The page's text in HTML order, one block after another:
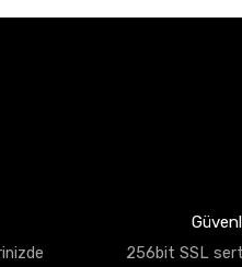
256bit SSL